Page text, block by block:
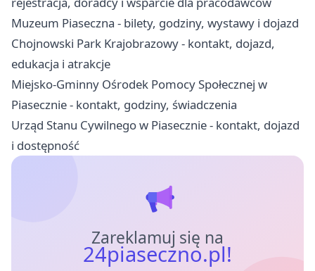
Muzeum Piaseczna - bilety, godziny, wystawy i dojazd
Chojnowski Park Krajobrazowy - kontakt, dojazd,
edukacja i atrakcje
Miejsko-Gminny Ośrodek Pomocy Społecznej w
Piasecznie - kontakt, godziny, świadczenia
Urząd Stanu Cywilnego w Piasecznie - kontakt, dojazd
i dostępność
Zareklamuj się na
24piaseczno.pl!